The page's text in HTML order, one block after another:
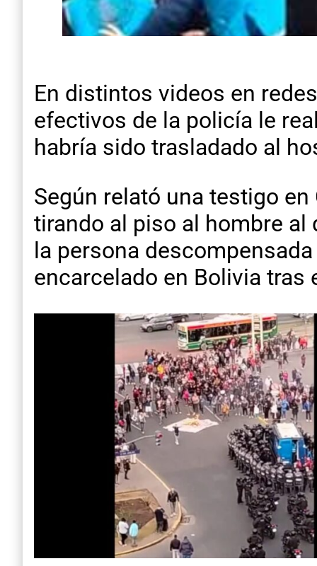
En distintos videos en
efectivos de la policía le
habría sido trasladado al
Según relató una testigo
tirando al piso al hombre al
la persona
encarcelado en Bolivia tras